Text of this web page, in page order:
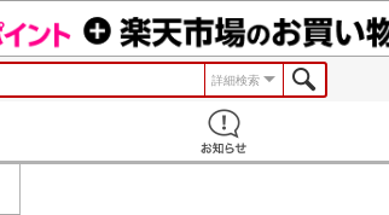
詳細検索